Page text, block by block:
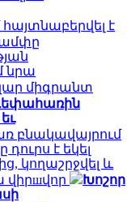
է
նրա
միգրանտ
բնակավայրում
է եկել
կողաշրջվել և
Խոշոր